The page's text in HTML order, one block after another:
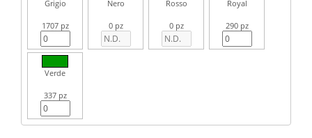
Grigio
1707 pz
Nero
0 pz
Rosso
0 pz
Royal
290 pz
Verde
337 pz